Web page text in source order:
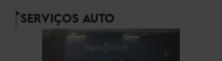
SERVIÇOS AUTO